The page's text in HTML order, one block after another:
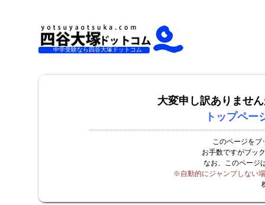
中学受験なら四谷大塚ドットコム
大変申し訳ありませ
トップペー
このページをブ
お手数ですがブッ
なお、このページ
※自動的にジャンプしない